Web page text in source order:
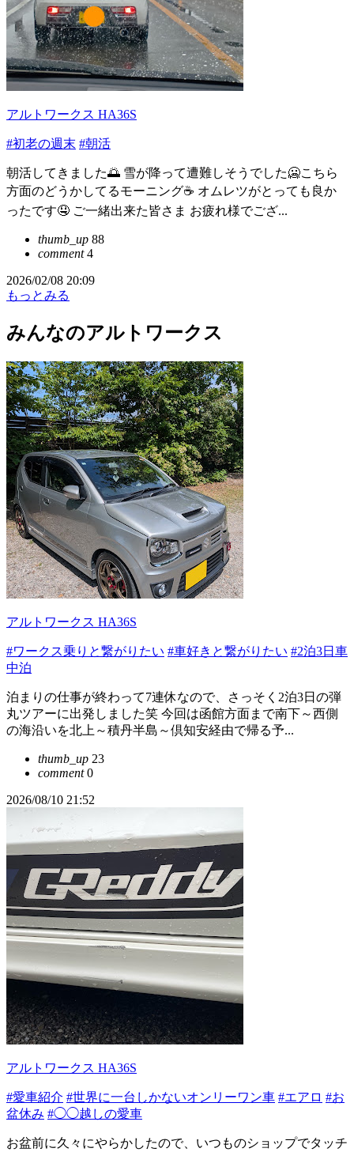
アルトワークス HA36S
#初老の週末 #朝活
朝活してきました🌅 雪が降って遭難しそうでした🥶こちら
方面のどうかしてるモーニング☕ オムレツがとっても良か
ったです🤤 ご一緒出来た皆さま お疲れ様でござ...
thumb_up 88
comment4
2026/02/08 20:09
もっとみる
みんなのアルトワークス
アルトワークス HA36S
#ワークス乗りと繋がりたい #車好きと繋がりたい #2泊3日車
中泊
泊まりの仕事が終わって7連休なので、さっそく2泊3日の弾
丸ツアーに出発しました笑 今回は函館方面まで南下～西側
の海沿いを北上～積丹半島～倶知安経由で帰る予...
thumb_up 23
comment0
2026/08/10 21:52
アルトワークス HA36S
#愛車紹介 #世界に一台しかないオンリーワン車 #エアロ #お
盆休み #◯◯越しの愛車
お盆前に久々にやらかしたので、いつものショップでタッチ